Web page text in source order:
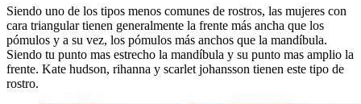
Siendo uno de los tipos menos comunes de rostros, las mujeres con
cara triangular tienen generalmente la frente más ancha que los
pómulos y a su vez, los pómulos más anchos que la mandíbula.
Siendo tu punto mas estrecho la mandíbula y su punto mas amplio la
frente. Kate hudson, rihanna y scarlet johansson tienen este tipo de
rostro.